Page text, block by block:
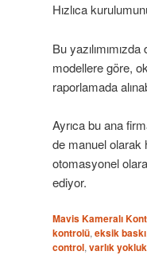
Hızlıca
Bu
modellere göre,
raporlamada
Ayrıca bu ana
de manuel olarak
otomasyonel
ediyor.
Mavis Kameralı
kontrolü, eksik baskı
control, varlık yokluk